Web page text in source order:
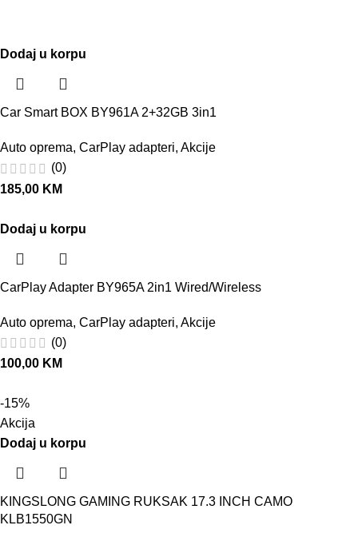
Dodaj u korpu
Car Smart BOX BY961A 2+32GB 3in1
Auto oprema, CarPlay adapteri, Akcije
(0)
185,00 KM
Dodaj u korpu
CarPlay Adapter BY965A 2in1 Wired/Wireless
Auto oprema, CarPlay adapteri, Akcije
(0)
100,00 KM
-15%
Akcija
Dodaj u korpu
KINGSLONG GAMING RUKSAK 17.3 INCH CAMO
KLB1550GN